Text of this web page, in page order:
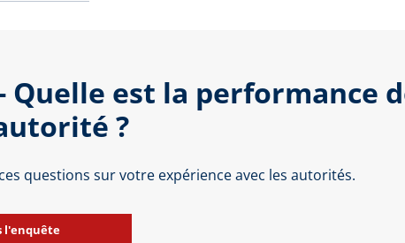
Quelle est la performance
?
questions sur votre expérience avec les autorités.
l'enquête